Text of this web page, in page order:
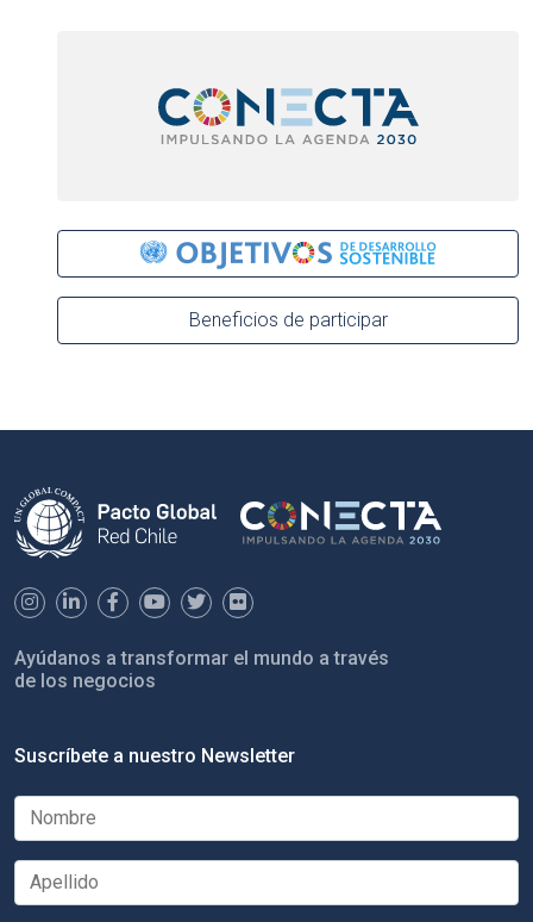
Beneficios de participar
Ayúdanos a transformar el mundo a través
de los negocios
Suscríbete a nuestro Newsletter